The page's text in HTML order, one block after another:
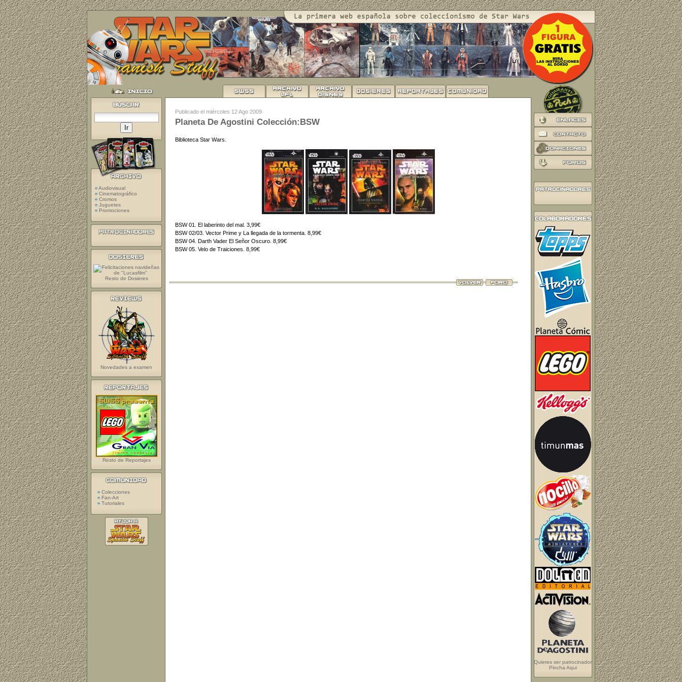
Publicado el miércoles 12 Ago 2009
Planeta De Agostini Colección:BSW
Biblioteca Star Wars.
BSW 01. El laberinto del mal. 3,99€
BSW 02/03. Vector Prime y La llegada de la tormenta. 8,99€
BSW 04. Darth Vader El Señor Oscuro. 8,99€
BSW 05. Velo de Traiciones. 8,99€
Quieres ser patrocinador
Pincha Aqui
Audiovisual
Cinematográfico
Cromos
Juguetes
Promociones
Resto de Dosieres
Novedades a examen
Resto de Reportajes
Colecciones
Fan-Art
Tutoriales